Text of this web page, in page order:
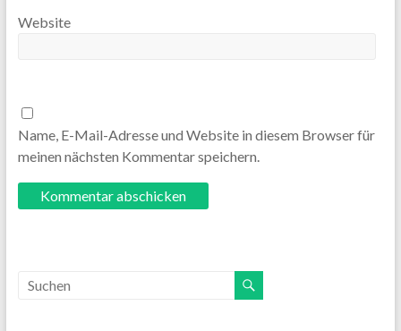
Website
Name, E-Mail-Adresse und Website in diesem Browser für
meinen nächsten Kommentar speichern.